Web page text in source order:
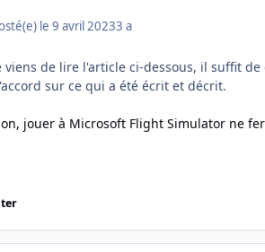
le 9 avril 20233 a
viens de lire l'article ci-dessous, il suffit
sur ce qui a été écrit et décrit.
jouer à Microsoft Flight Simulator ne